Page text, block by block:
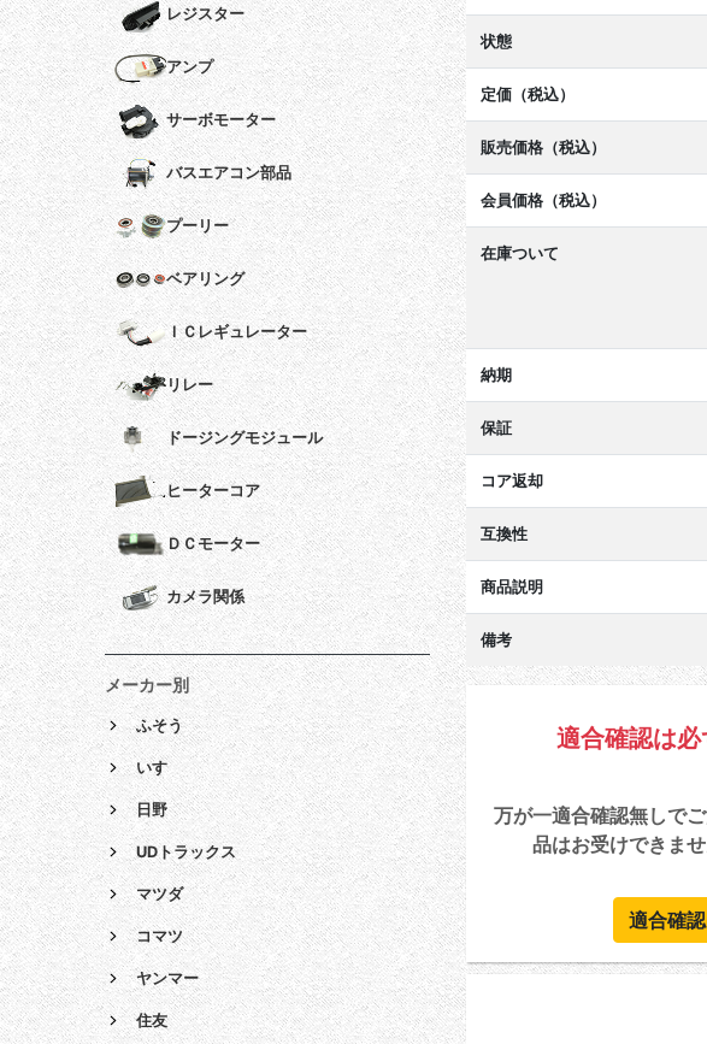
状態
定価（税込）
販売価格（税込）
会員価格（税込）
在庫ついて
納期
保証
コア返却
互換性
商品説明
備考
適合確認は
万が一適合確認無しで
品はお受けできま
適合確
レジスター
アンプ
サーボモーター
バスエアコン部品
プーリー
ベアリング
ＩＣレギュレーター
リレー
ドージングモジュール
ヒーターコア
ＤＣモーター
カメラ関係
メーカー別
ふそう
いすゞ
日野
UDトラックス
マツダ
コマツ
ヤンマー
住友